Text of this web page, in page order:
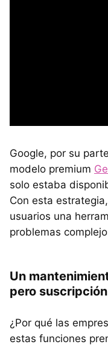
Google, por su
modelo premium
solo estaba
Con esta
usuarios una
problemas
Un
pero
¿Por qué las
estas funciones